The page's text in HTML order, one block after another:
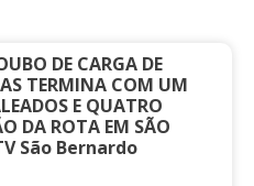
DE CARGA DE
TERMINA COM UM
E QUATRO
DA ROTA EM SÃO
São Bernardo